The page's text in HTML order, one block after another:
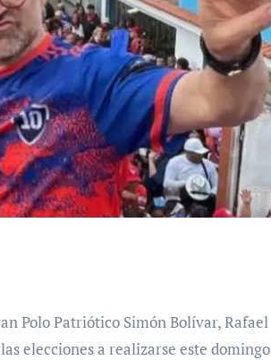
elecciones a realizarse este domingo